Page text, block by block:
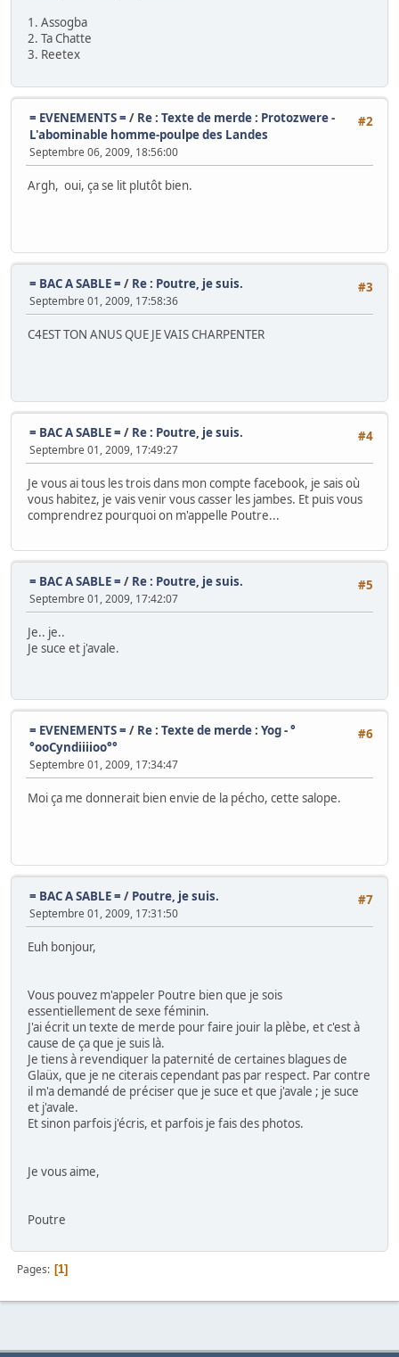
1. Assogba
2. Ta Chatte
3. Reetex
#2
= EVENEMENTS = / Re : Texte de merde : Protozwere -
L'abominable homme-poulpe des Landes
Septembre 06, 2009, 18:56:00
Argh, oui, ça se lit plutôt bien.
#3
= BAC A SABLE = / Re : Poutre, je suis.
Septembre 01, 2009, 17:58:36
C4EST TON ANUS QUE JE VAIS CHARPENTER
#4
= BAC A SABLE = / Re : Poutre, je suis.
Septembre 01, 2009, 17:49:27
Je vous ai tous les trois dans mon compte facebook, je sais où
vous habitez, je vais venir vous casser les jambes. Et puis vous
comprendrez pourquoi on m'appelle Poutre...
#5
= BAC A SABLE = / Re : Poutre, je suis.
Septembre 01, 2009, 17:42:07
Je.. je..
Je suce et j'avale.
#6
= EVENEMENTS = / Re : Texte de merde : Yog - °
°ooCyndiiiioo°°
Septembre 01, 2009, 17:34:47
Moi ça me donnerait bien envie de la pécho, cette salope.
#7
= BAC A SABLE = / Poutre, je suis.
Septembre 01, 2009, 17:31:50
Euh bonjour,
Vous pouvez m'appeler Poutre bien que je sois
essentiellement de sexe féminin.
J'ai écrit un texte de merde pour faire jouir la plèbe, et c'est à
cause de ça que je suis là.
Je tiens à revendiquer la paternité de certaines blagues de
Glaüx, que je ne citerais cependant pas par respect. Par contre
il m'a demandé de préciser que je suce et que j'avale ; je suce
et j'avale.
Et sinon parfois j'écris, et parfois je fais des photos.
Je vous aime,
Poutre
Pages 1